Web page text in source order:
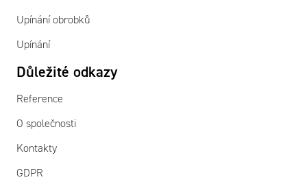
Upínání obrobků
Upínání
Důležité odkazy
Reference
O společnosti
Kontakty
GDPR